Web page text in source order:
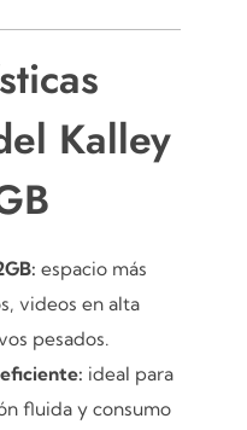
Kalley
espacio más
videos en alta
pesados.
ideal para
fluida y consumo